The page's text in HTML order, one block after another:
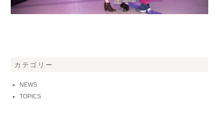
カテゴリー
NEWS
TOPICS